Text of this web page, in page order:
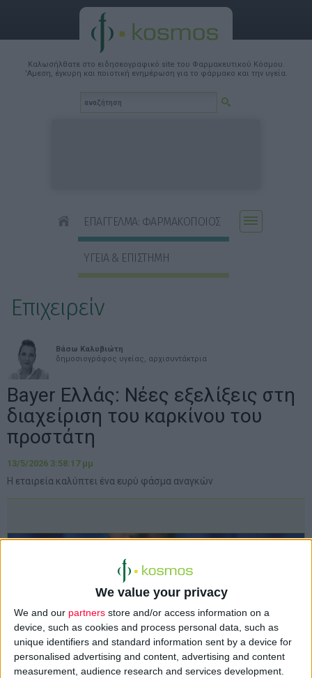
We value your privacy
We and our partners store and/or access information on a
device, such as cookies and process personal data, such as
unique identifiers and standard information sent by a device for
personalised advertising and content, advertising and content
measurement, audience research and services development.
Καλωσήλθατε στο ειδησεογραφικό site του Φαρμακευτικού Κόσμου.
'Αμεση, έγκυρη και ποιοτική ενημέρωση για το φάρμακο και την υγεία.
ΕΠΑΓΓΕΛΜΑ: ΦΑΡΜΑΚΟΠΟΙΟΣ
ΥΓΕΙΑ & ΕΠΙΣΤΗΜΗ
Επιχειρείν
Βάσω Καλυβιώτη
δημοσιογράφος υγείας, αρχισυντάκτρια
Bayer Ελλάς: Νέες εξελίξεις στη
διαχείριση του καρκίνου του
προστάτη
13/5/2026 3:58:17 μμ
Η εταιρεία καλύπτει ένα ευρύ φάσμα αναγκών